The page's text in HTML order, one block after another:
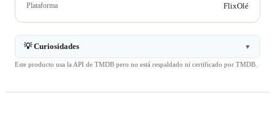
Plataforma FlixOlé
💡 Curiosidades ▼
Este producto usa la API de TMDB pero no está respaldado ni certificado por TMDB.